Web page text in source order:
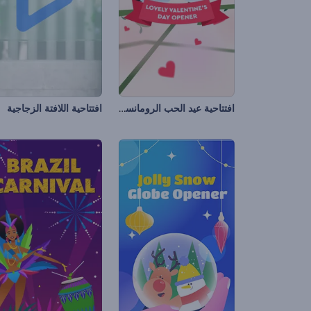
افتتاحية عيد الحب الرومانسية افتتاحية اللافتة الزجاجية